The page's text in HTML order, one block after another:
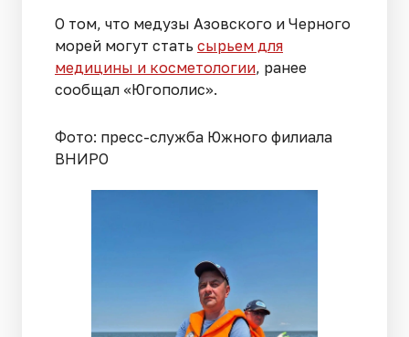
О том, что медузы Азовского и Черного
морей могут стать сырьем для
медицины и косметологии, ранее
сообщал «Югополис».
Фото: пресс-служба Южного филиала
ВНИРО